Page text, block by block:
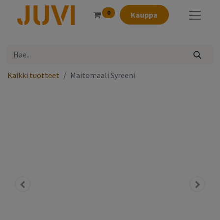
0 Kauppa
Kaikki tuotteet Maitomaali Syreeni